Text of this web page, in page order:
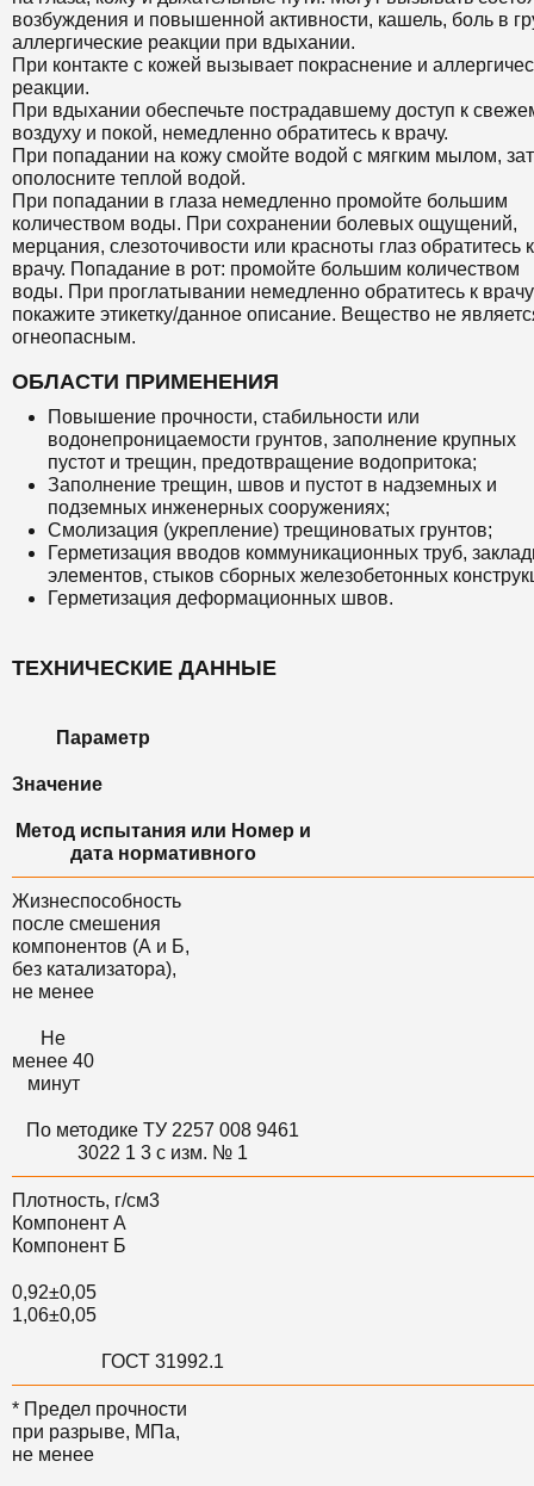
возбуждения и повышенной активности, кашель, боль в
аллергические реакции при вдыхании.
При контакте с кожей вызывает покраснение и
реакции.
При вдыхании обеспечьте пострадавшему доступ к
воздуху и покой, немедленно обратитесь к врачу.
При попадании на кожу смойте водой с мягким мылом,
ополосните теплой водой.
При попадании в глаза немедленно промойте большим
количеством воды. При сохранении болевых ощущений,
мерцания, слезоточивости или красноты глаз обратитесь к
врачу. Попадание в рот: промойте большим количеством
воды. При проглатывании немедленно обратитесь к
покажите этикетку/данное описание. Вещество не
огнеопасным.
ОБЛАСТИ ПРИМЕНЕНИЯ
Повышение прочности, стабильности или
водонепроницаемости грунтов, заполнение крупных
пустот и трещин, предотвращение водопритока;
Заполнение трещин, швов и пустот в надземных и
подземных инженерных сооружениях;
Смолизация (укрепление) трещиноватых грунтов;
Герметизация вводов коммуникационных труб,
элементов, стыков сборных железобетонных
Герметизация деформационных швов.
ТЕХНИЧЕСКИЕ ДАННЫЕ
Параметр
Значение
Метод испытания или Номер и
дата нормативного
Жизнеспособность
после смешения
компонентов (А и Б,
без катализатора),
не менее
Не
менее 40
минут
По методике ТУ 2257 008 9461
3022 1 3 с изм. № 1
Плотность, г/см3
Компонент А
Компонент Б
0,92±0,05
1,06±0,05
ГОСТ 31992.1
* Предел прочности
при разрыве, МПа,
не менее